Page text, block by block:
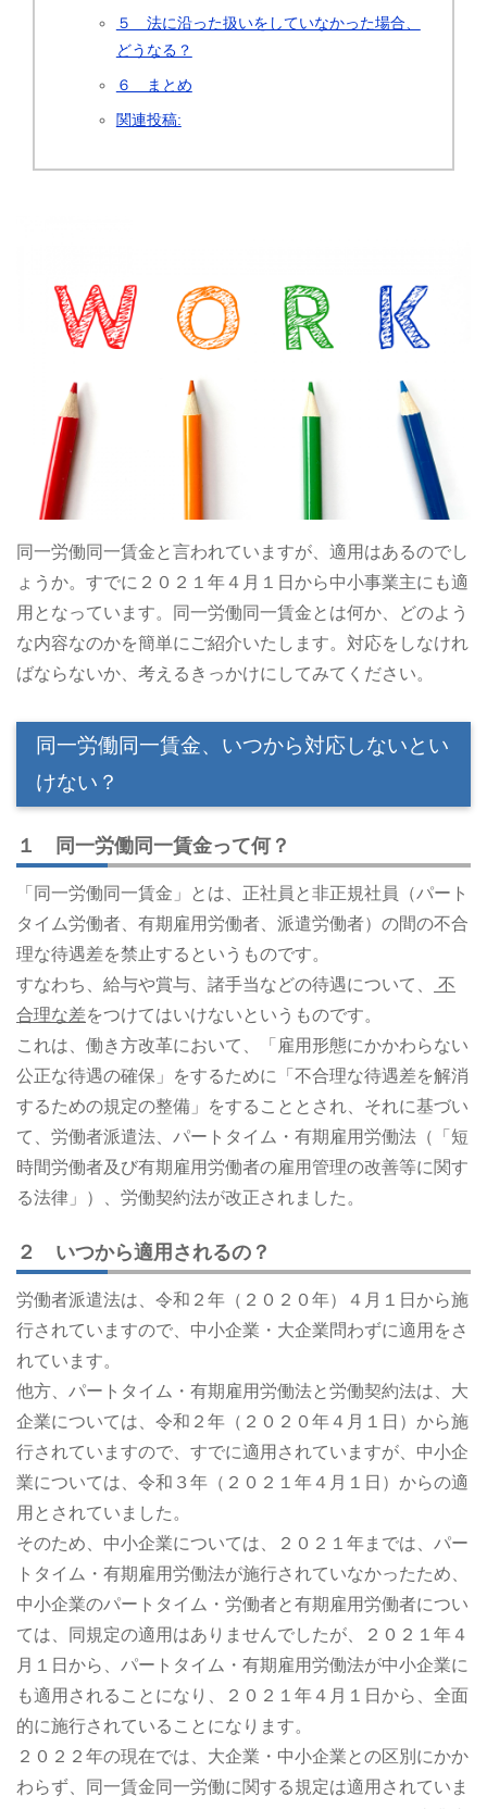
５ 法に沿った扱いをしていなかった場合、
どうなる？
６ まとめ
関連投稿:
同一労働同一賃金と言われていますが、適用はあるのでし
ょうか。すでに２０２１年４月１日から中小事業主にも適
用となっています。同一労働同一賃金とは何か、どのよう
な内容なのかを簡単にご紹介いたします。対応をしなけれ
ばならないか、考えるきっかけにしてみてください。
同一労働同一賃金、いつから対応しないとい
けない？
１ 同一労働同一賃金って何？
「同一労働同一賃金」とは、正社員と非正規社員（パート
タイム労働者、有期雇用労働者、派遣労働者）の間の不合
理な待遇差を禁止するというものです。
すなわち、給与や賞与、諸手当などの待遇について、
不
合理な差をつけてはいけないというものです。
これは、働き方改革において、「雇用形態にかかわらない
公正な待遇の確保」をするために「不合理な待遇差を解消
するための規定の整備」をすることとされ、それに基づい
て、労働者派遣法、パートタイム・有期雇用労働法（「短
時間労働者及び有期雇用労働者の雇用管理の改善等に関す
る法律」）、労働契約法が改正されました。
２ いつから適用されるの？
労働者派遣法は、令和２年（２０２０年）４月１日から施
行されていますので、中小企業・大企業問わずに適用をさ
れています。
他方、パートタイム・有期雇用労働法と労働契約法は、大
企業については、令和２年（２０２０年４月１日）から施
行されていますので、すでに適用されていますが、中小企
業については、令和３年（２０２１年４月１日）からの適
用とされていました。
そのため、中小企業については、２０２１年までは、パー
トタイム・有期雇用労働法が施行されていなかったため、
中小企業のパートタイム・労働者と有期雇用労働者につい
ては、同規定の適用はありませんでしたが、２０２１年４
月１日から、パートタイム・有期雇用労働法が中小企業に
も適用されることになり、２０２１年４月１日から、全面
的に施行されていることになります。
２０２２年の現在では、大企業・中小企業との区別にかか
わらず、同一賃金同一労働に関する規定は適用されていま